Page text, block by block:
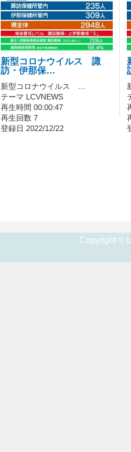
新型コロナウイルス 諏
訪・伊那保…
新型コロナウイルス …
テーマ LCVNEWS
再生時間 00:00:47
再生回数 7
登録日 2022/12/22
Copyright ©